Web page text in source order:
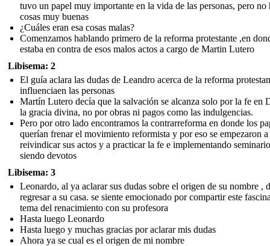
tuvo un papel muy importante en la vida de las personas, pero no
cosas muy buenas
¿Cuáles eran esa cosas malas?
Comenzamos hablando primero de la reforma protestante ,en
estaba en contra de esos malos actos a cargo de Martin Lutero
Libisema: 2
El guía aclara las dudas de Leandro acerca de la reforma
influenciaen las personas
Martín Lutero decía que la salvación se alcanza solo por la fe en
la gracia divina, no por obras ni pagos como las indulgencias.
Pero por otro lado encontramos la contrarreforma en donde los
querían frenar el movimiento reformista y por eso se empezaron a
reivindicar sus actos y a practicar la fe e implementando
siendo devotos
Libisema: 3
Leonardo, al ya aclarar sus dudas sobre el origen de su nombre ,
regresar a su casa. se siente emocionado por compartir este
tema del renacimiento con su profesora
Hasta luego Leonardo
Hasta luego y muchas gracias por aclarar mis dudas
Ahora ya se cual es el origen de mi nombre